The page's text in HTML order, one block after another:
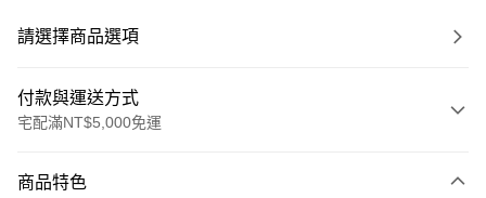
請選擇商品選項
付款與運送方式
宅配滿NT$5,000免運
商品特色